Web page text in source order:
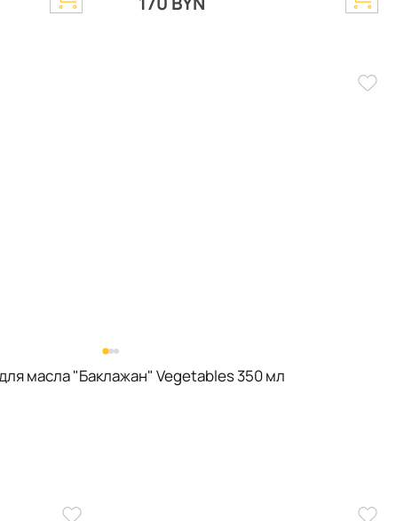
масла "Баклажан" Vegetables 350 мл